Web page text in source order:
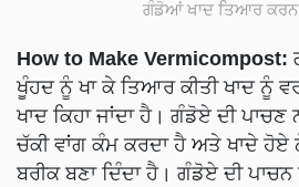
ਗੰਡੋਆਂ ਖਾਦ ਤਿਆਰ ਕਰਨ
How to Make Vermicompost:
ਖੂੰਹਦ ਨੂੰ ਖਾ ਕੇ ਤਿਆਰ ਕੀਤੀ ਖਾਦ ਨੂੰ
ਖਾਦ ਕਿਹਾ ਜਾਂਦਾ ਹੈ। ਗੰਡੋਏ ਦੀ
ਚੱਕੀ ਵਾਂਗ ਕੰਮ ਕਰਦਾ ਹੈ ਅਤੇ ਖਾਦੇ ਹੋਏ
ਬਰੀਕ ਬਣਾ ਦਿੰਦਾ ਹੈ। ਗੰਡੋਏ ਦੀ ਪਾਚਨ